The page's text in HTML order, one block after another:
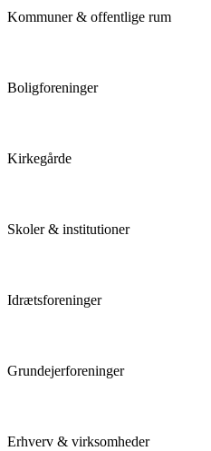
Kommuner & offentlige rum
Boligforeninger
Kirkegårde
Skoler & institutioner
Idrætsforeninger
Grundejerforeninger
Erhverv & virksomheder